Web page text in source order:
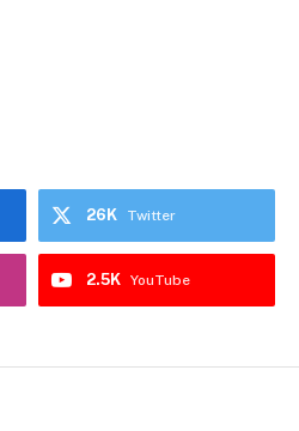
Twitter
26K
YouTube
2.5K